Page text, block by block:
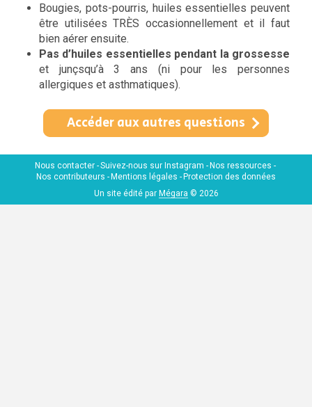
Bougies, pots-pourris, huiles essentielles peuvent
être utilisées TRÈS occasionnellement et il faut
bien aérer ensuite.
Pas d’huiles essentielles pendant la grossesse
et junçsqu’à 3 ans (ni pour les personnes
allergiques et asthmatiques).
Accéder aux autres questions
Nous contacter Suivez-nous sur Instagram
Nos ressources
Nos contributeurs
Mentions légales
Protection des données
Un site édité par Mégara © 2026